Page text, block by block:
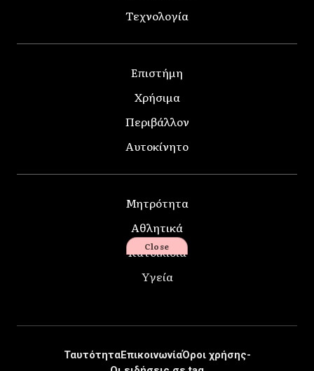
Τεχνολογία
Επιστήμη
Χρήσιμα
Περιβάλλον
Αυτοκίνητο
Μητρότητα
Αθλητικά
Κατοικίδια
Υγεία
ΤαυτότηταΕπικοινωνίαΌροι χρήσης-
Close